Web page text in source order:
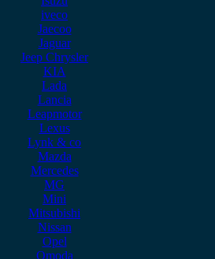
iveco
Jaecoo
Jaguar
Jeep Chrysler
KIA
Lada
Lancia
Leapmotor
Lexus
Lynk & co
Mazda
Mercedes
MG
Mini
Mitsubishi
Nissan
Opel
Omoda